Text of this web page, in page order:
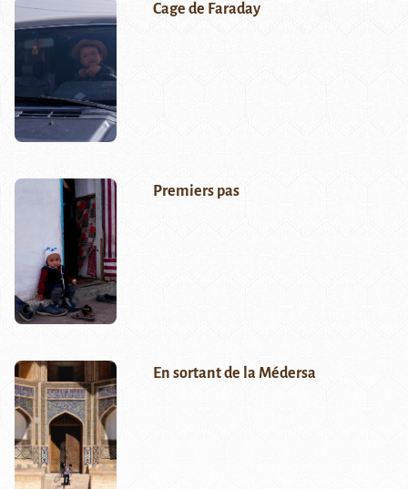
Cage de Faraday
Premiers pas
En sortant de la Médersa